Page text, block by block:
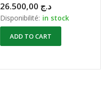
د.ج
Disponibilité: in stock
ADD TO CART